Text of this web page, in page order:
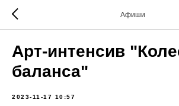
Афиши
Арт-интенсив
баланса"
2023-11-17 10:57